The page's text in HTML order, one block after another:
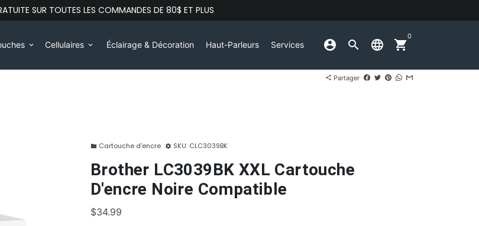
SUR TOUTES LES COMMANDES DE 80$ ET PLUS
keyboard_arrow_down Cellulaires keyboard_arrow_down Éclairage & Décoration Haut-Parleurs Services account_circle search language shopping_cart
0
share Partager
folder Cartouche d'encre settings SKU: CLC3039BK
Brother LC3039BK XXL Cartouche
D'encre Noire Compatible
$34.99